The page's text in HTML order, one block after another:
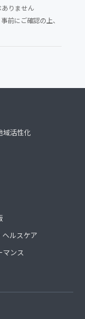
りません
前にご確認の上、
域活性化
ヘルスケア
マンス